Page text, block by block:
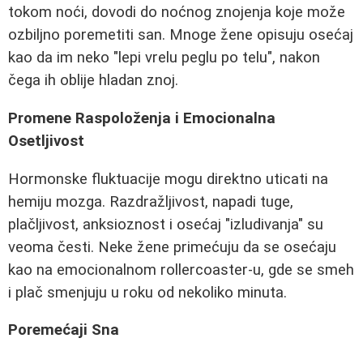
tokom noći, dovodi do noćnog znojenja koje može
ozbiljno poremetiti san. Mnoge žene opisuju osećaj
kao da im neko "lepi vrelu peglu po telu", nakon
čega ih oblije hladan znoj.
Promene Raspoloženja i Emocionalna
Osetljivost
Hormonske fluktuacije mogu direktno uticati na
hemiju mozga. Razdražljivost, napadi tuge,
plačljivost, anksioznost i osećaj "izludivanja" su
veoma česti. Neke žene primećuju da se osećaju
kao na emocionalnom rollercoaster-u, gde se smeh
i plač smenjuju u roku od nekoliko minuta.
Poremećaji Sna